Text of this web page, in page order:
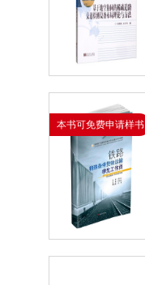
本书可免费申请样书